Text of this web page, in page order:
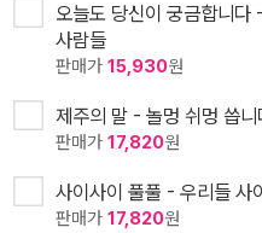
오늘도 당신이 궁금합니다
사람들
판매가 15,930원
제주의 말 - 놀멍 쉬멍 씁니
판매가 17,820원
사이사이 풀풀 - 우리들 사
판매가 17,820원